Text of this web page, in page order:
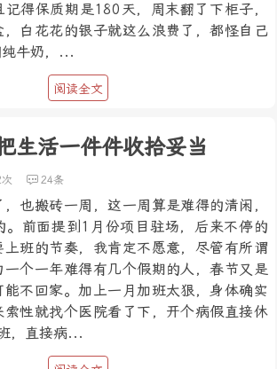
得保质期是180天，周末翻了下柜子，
，白花花的银子就这么浪费了，都怪自己
牛奶，...
阅读全文
生活一件件收拾妥当
24条
也搬砖一周，这一周算是难得的清闲，
。前面提到1月份项目驻场，后来不停的
上班的节奏，我肯定不愿意，尽管有所谓
一个一年难得有几个假期的人，春节又是
不回家。加上一月加班太狠，身体确实
性就找个医院看了下，开个病假直接休
，直接病...